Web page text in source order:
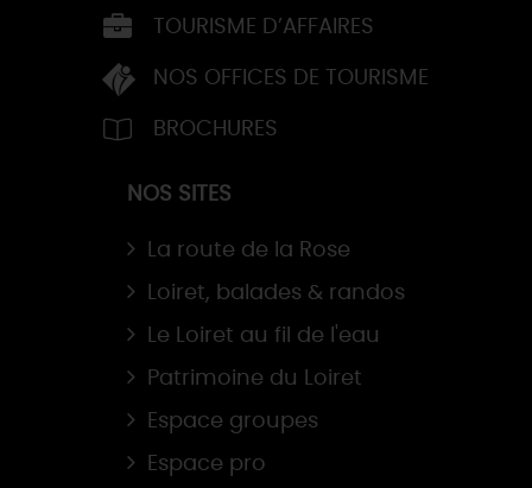
TOURISME D’AFFAIRES
NOS OFFICES DE TOURISME
BROCHURES
NOS SITES
La route de la Rose
Loiret, balades & randos
Le Loiret au fil de l'eau
Patrimoine du Loiret
Espace groupes
Espace pro